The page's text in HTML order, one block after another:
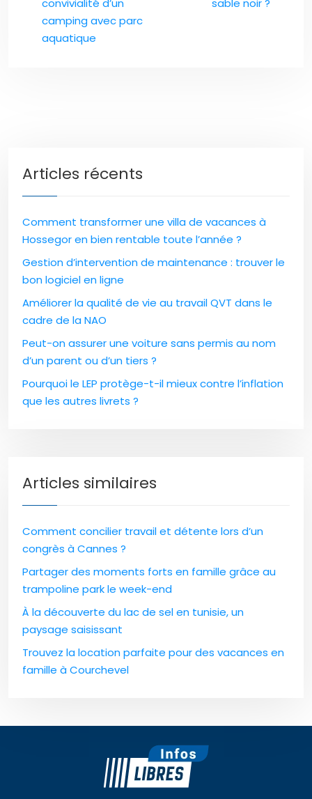
convivialité d’un
camping avec parc
aquatique
sable noir ?
Articles récents
Comment transformer une villa de vacances à
Hossegor en bien rentable toute l’année ?
Gestion d’intervention de maintenance : trouver le
bon logiciel en ligne
Améliorer la qualité de vie au travail QVT dans le
cadre de la NAO
Peut-on assurer une voiture sans permis au nom
d’un parent ou d’un tiers ?
Pourquoi le LEP protège-t-il mieux contre l’inflation
que les autres livrets ?
Articles similaires
Comment concilier travail et détente lors d’un
congrès à Cannes ?
Partager des moments forts en famille grâce au
trampoline park le week-end
À la découverte du lac de sel en tunisie, un
paysage saisissant
Trouvez la location parfaite pour des vacances en
famille à Courchevel